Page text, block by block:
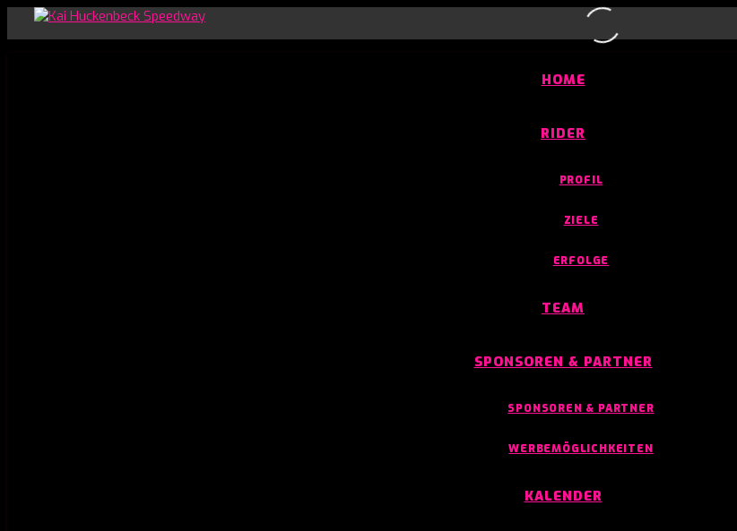
HOME
RIDER
PROFIL
ZIELE
ERFOLGE
TEAM
SPONSOREN & PARTNER
SPONSOREN & PARTNER
WERBEMÖGLICHKEITEN
KALENDER